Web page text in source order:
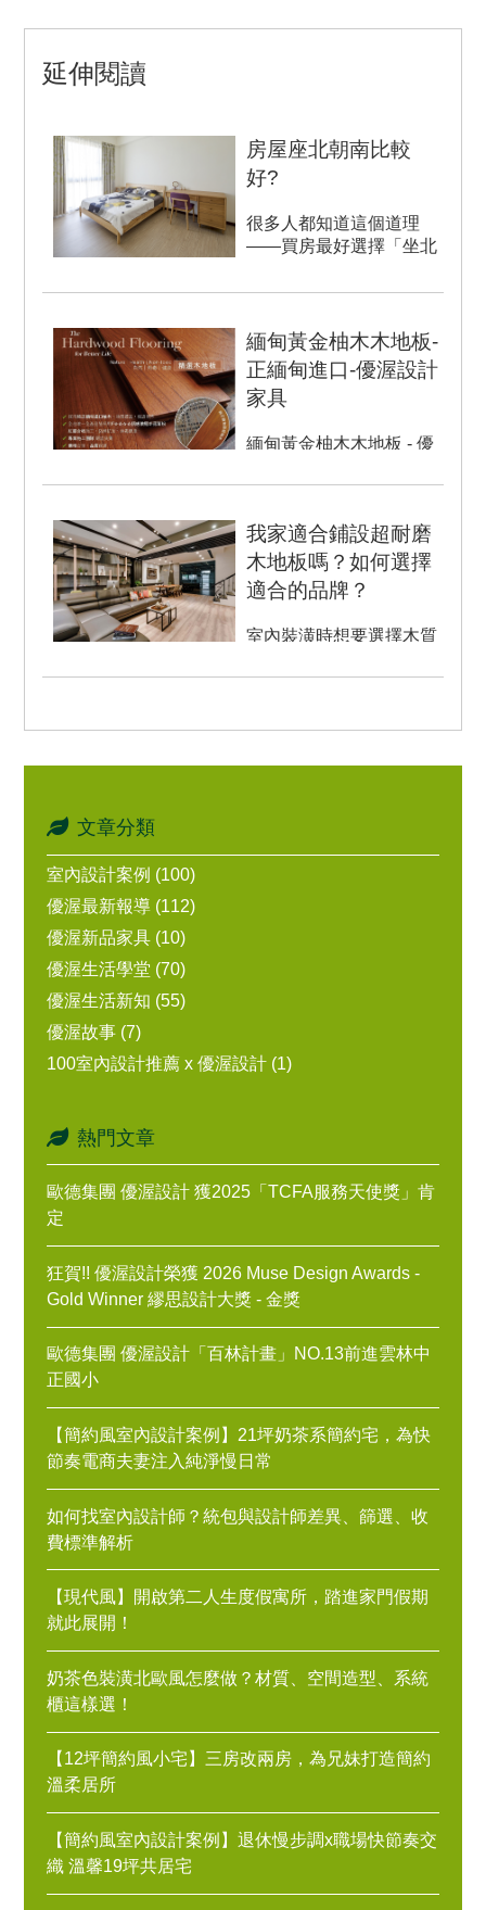
延伸閱讀
房屋座北朝南比較
好?
很多人都知道這個道理
——買房最好選擇「坐北
緬甸黃金柚木木地板-
正緬甸進口-優渥設計
家具
緬甸黃金柚木木地板 - 優
緬甸黃金柚木實木，原始
我家適合鋪設超耐磨
木地板嗎？如何選擇
適合的品牌？
室內裝潢時想要選擇木質
易變形或刮傷，有使用年
傷的木...
文章分類
室內設計案例 (100)
優渥最新報導 (112)
優渥新品家具 (10)
優渥生活學堂 (70)
優渥生活新知 (55)
優渥故事 (7)
100室內設計推薦 x 優渥設計 (1)
熱門文章
歐德集團 優渥設計 獲2025「TCFA服務天使獎」肯
定
狂賀!! 優渥設計榮獲 2026 Muse Design Awards -
Gold Winner 繆思設計大獎 - 金獎
歐德集團 優渥設計「百林計畫」NO.13前進雲林中
正國小
【簡約風室內設計案例】21坪奶茶系簡約宅，為快
節奏電商夫妻注入純淨慢日常
如何找室內設計師？統包與設計師差異、篩選、收
費標準解析
【現代風】開啟第二人生度假寓所，踏進家門假期
就此展開！
奶茶色裝潢北歐風怎麼做？材質、空間造型、系統
櫃這樣選！
【12坪簡約風小宅】三房改兩房，為兄妹打造簡約
溫柔居所
【簡約風室內設計案例】退休慢步調x職場快節奏交
織 溫馨19坪共居宅